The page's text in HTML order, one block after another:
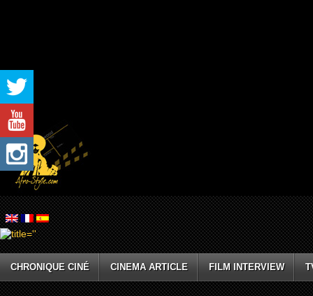
CHRONIQUE CINÉ CINEMA ARTICLE FILM INTERVIEW